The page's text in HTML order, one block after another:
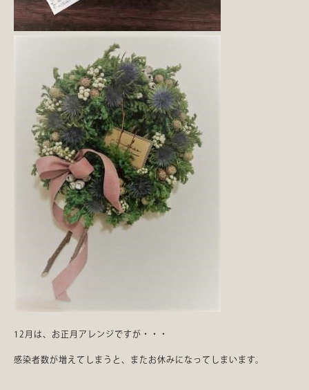
12月は、お正月アレンジですが・・・
感染者数が増えてしまうと、またお休みになってしまいます。